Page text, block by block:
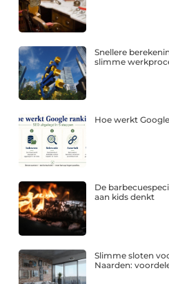
Snellere
slimme
Hoe werkt
De
aan kids denkt
Slimme sloten
Naarden: